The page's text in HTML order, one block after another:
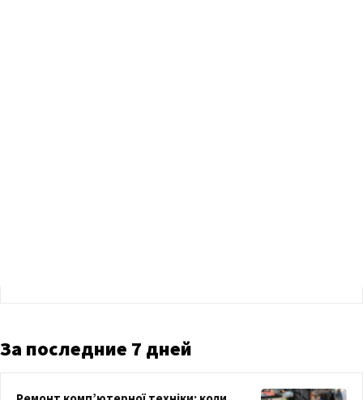
За последние 7 дней